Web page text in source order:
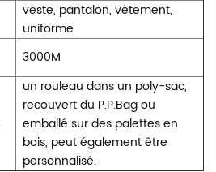
veste, pantalon, vêtement,
uniforme
3000M
un rouleau dans un poly-sac,
recouvert du P.P.Bag ou
emballé sur des palettes en
bois, peut également être
personnalisé.